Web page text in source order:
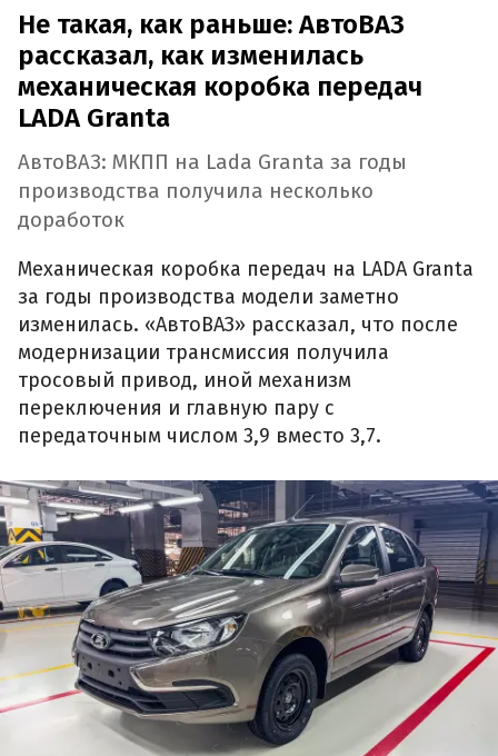
Не такая, как раньше: АвтоВАЗ
рассказал, как изменилась
механическая коробка передач
LADA Granta
АвтоВАЗ: МКПП на Lada Granta за годы
производства получила несколько
доработок
Механическая коробка передач на LADA Granta
за годы производства модели заметно
изменилась. «АвтоВАЗ» рассказал, что после
модернизации трансмиссия получила
тросовый привод, иной механизм
переключения и главную пару с
передаточным числом 3,9 вместо 3,7.